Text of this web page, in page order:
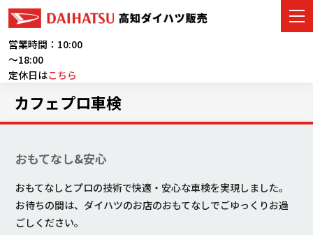
営業時間：10:00
～18:00
定休日はこちら
展示車・試乗車
ご購入者サポート
カフェプロ車検
おもてなし&安心
おもてなしとプロの技術で快適・安心な車検を実現しました。
お待ちの間は、ダイハツのお店のおもてなしでごゆっくりお過
ごしください。